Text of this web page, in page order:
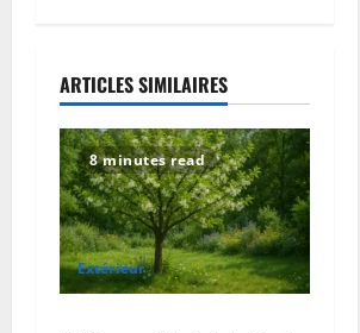
v
i
g
a
t
ARTICLES SIMILAIRES
8 minutes read
Extérieur